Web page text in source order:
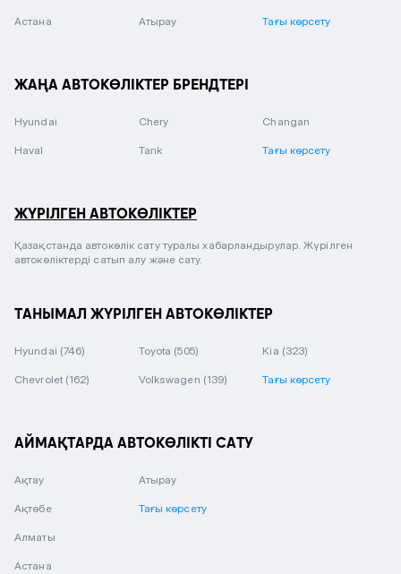
Астана Атырау Тағы көрсету
ЖАҢА АВТОКӨЛІКТЕР БРЕНДТЕРІ
Hyundai Chery Changan
Haval Tank Тағы көрсету
ЖҮРІЛГЕН АВТОКӨЛІКТЕР
Қазақстанда автокөлік сату туралы хабарландырулар. Жүрілген
автокөліктерді сатып алу және сату.
ТАНЫМАЛ ЖҮРІЛГЕН АВТОКӨЛІКТЕР
Hyundai (746) Toyota (505) Kia (323)
Chevrolet (162) Volkswagen (139) Тағы көрсету
АЙМАҚТАРДА АВТОКӨЛІКТІ САТУ
Ақтау
Ақтөбе
Алматы
Астана
Атырау
Тағы көрсету